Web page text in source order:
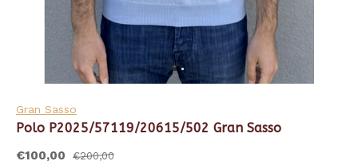
Gran Sasso
Polo P2025/57119/20615/502 Gran Sasso
€100,00
€200,00